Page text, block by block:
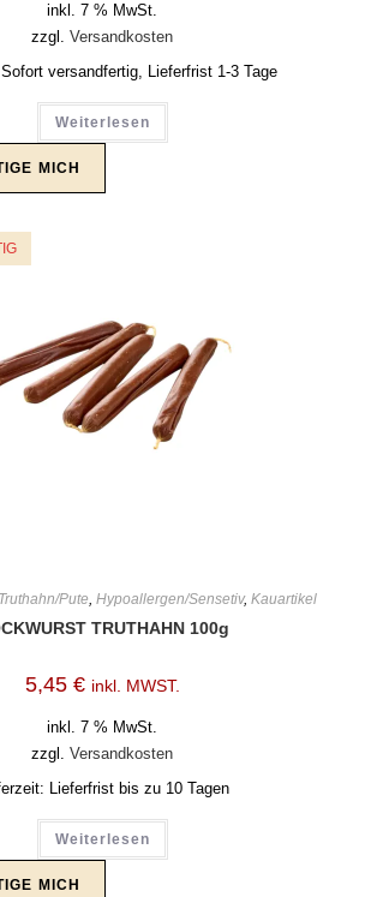
inkl. 7 % MwSt.
zzgl. Versandkosten
Sofort versandfertig, Lieferfrist 1-3 Tage
Weiterlesen
Pute, Hypoallergen/Sensetiv, Kauartikel
TRUTHAHN 100g
5,45 € inkl. MWST.
inkl. 7 % MwSt.
zzgl. Versandkosten
Lieferfrist bis zu 10 Tagen
Weiterlesen